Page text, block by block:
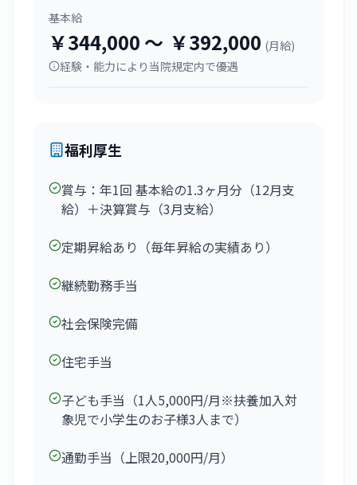
基本給
￥344,000 〜 ￥392,000 (月給)
経験・能力により当院規定内で優遇
福利厚生
賞与：年1回 基本給の1.3ヶ月分（12月支
給）＋決算賞与（3月支給）
定期昇給あり（毎年昇給の実績あり）
継続勤務手当
社会保険完備
住宅手当
子ども手当（1人5,000円/月※扶養加入対
象児で小学生のお子様3人まで）
通勤手当（上限20,000円/月）